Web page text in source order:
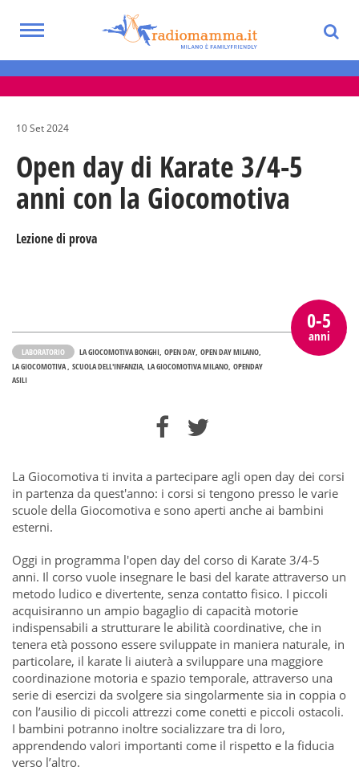
main
Toggle
Eventi per bambini, ragazzi e adolescenti
nella Città Metropolitana di Milano
10 Set 2024
Open day di Karate 3/4-5
anni con la Giocomotiva
Lezione di prova
0-5
anni
LABORATORIO LA GIOCOMOTIVA BONGHI OPEN DAY OPEN DAY MILANO
LA GIOCOMOTIVA SCUOLA DELL'INFANZIA LA GIOCOMOTIVA MILANO OPENDAY
ASILI
La Giocomotiva ti invita a partecipare agli open day dei corsi
in partenza da quest'anno: i corsi si tengono presso le varie
scuole della Giocomotiva e sono aperti anche ai bambini
esterni.
Oggi in programma l'open day del corso di Karate 3/4-5
anni. Il corso vuole insegnare le basi del karate attraverso un
metodo ludico e divertente, senza contatto fisico. I piccoli
acquisiranno un ampio bagaglio di capacità motorie
indispensabili a strutturare le abilità coordinative, che in
tenera età possono essere sviluppate in maniera naturale, in
particolare, il karate li aiuterà a sviluppare una maggiore
coordinazione motoria e spazio temporale, attraverso una
serie di esercizi da svolgere sia singolarmente sia in coppia o
con l’ausilio di piccoli attrezzi come conetti e piccoli ostacoli.
I bambini potranno inoltre socializzare tra di loro,
apprendendo valori importanti come il rispetto e la fiducia
verso l’altro.